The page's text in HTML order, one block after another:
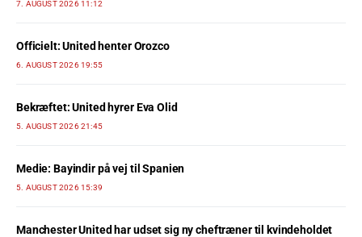
7. AUGUST 2026 11:12
Officielt: United henter Orozco
6. AUGUST 2026 19:55
Bekræftet: United hyrer Eva Olid
5. AUGUST 2026 21:45
Medie: Bayindir på vej til Spanien
5. AUGUST 2026 15:39
Manchester United har udset sig ny cheftræner til kvindeholdet